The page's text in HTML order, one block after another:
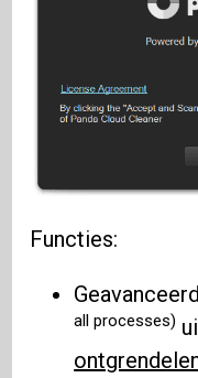
Functies:
all processes)